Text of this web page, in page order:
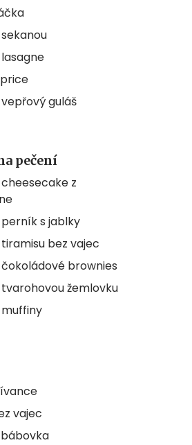
guláš
pečení
z
s jablky
bez vajec
brownies
žemlovku
vajec